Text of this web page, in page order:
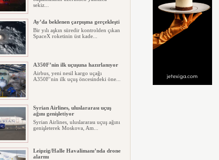
sekiz...
Ay’da beklenen çarpışma gerçekleşti
Bir yılı aşkın süredir kontrolden çıkan
SpaceX roketinin üst kade...
A350F’nin ilk uçuşuna hazırlanıyor
Airbus, yeni nesil kargo uçağı
A350F’nin ilk uçuş öncesindeki öne...
Syrian Airlines, uluslararası uçuş
ağını genişletiyor
Syrian Airlines, uluslararası uçuş ağını
genişleterek Moskova, Am...
Leipzig/Halle Havalimanı’nda drone
alarmı